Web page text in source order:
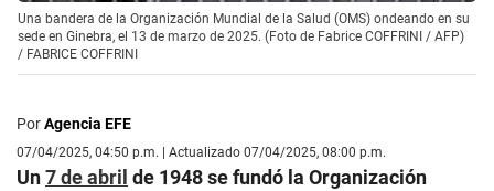
Una bandera de la Organización Mundial de la Salud (OMS) ondeando en su
sede en Ginebra, el 13 de marzo de 2025. (Foto de Fabrice COFFRINI / AFP)
/ FABRICE COFFRINI
PorAgencia EFE
07/04/2025, 04:50 p.m. | Actualizado 07/04/2025, 08:00 p.m.
Un7 de abril de 1948 se fundó la Organización